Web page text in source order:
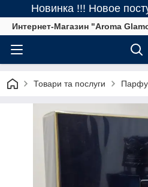
Новинка !!! Новое
Интернет-Магазин "Aroma
Товари та послуги